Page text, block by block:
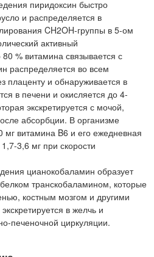
пиридоксин быстро
и распределяется в
CH2OH-группы в 5-ом
активный
% витамина связывается с
распределяется во всем
плаценту и обнаруживается в
в печени и окисляется до 4-
экскретируется с мочой,
абсорбции. В организме
мг витамина B6 и его ежедневная
3,6 мг при скорости
цианокобаламин образует
транскобаламином, которые
костным мозгом и другими
в желчь и
печеночной циркуляции.